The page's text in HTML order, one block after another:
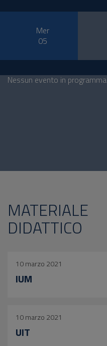
Mer
05
Nessun evento in programma
MATERIALE
DIDATTICO
10 marzo 2021
IUM
10 marzo 2021
UIT